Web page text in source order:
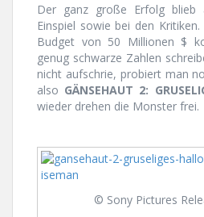
Der ganz große Erfolg blieb
Einspiel sowie bei den
Budget von 50 Millionen $
genug schwarze Zahlen
nicht aufschrie, probiert man
also GÄNSEHAUT 2:
wieder drehen die Monster frei.
© Sony Pictures